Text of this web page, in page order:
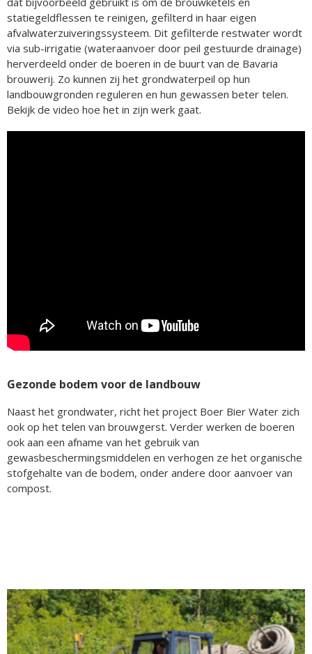
statiegeldflessen te reinigen, gefilterd in haar eigen
afvalwaterzuiveringssysteem. Dit gefilterde restwater wordt
via sub-irrigatie (wateraanvoer door peil gestuurde drainage)
herverdeeld onder de boeren in de buurt van de Bavaria
brouwerij. Zo kunnen zij het grondwaterpeil op hun
landbouwgronden reguleren en hun gewassen beter telen.
Bekijk de video hoe het in zijn werk gaat.
Gezonde bodem voor de landbouw
Naast het grondwater, richt het project Boer Bier Water zich
ook op het telen van brouwgerst. Verder werken de boeren
ook aan een afname van het gebruik van
gewasbeschermingsmiddelen en verhogen ze het organische
stofgehalte van de bodem, onder andere door aanvoer van
compost.